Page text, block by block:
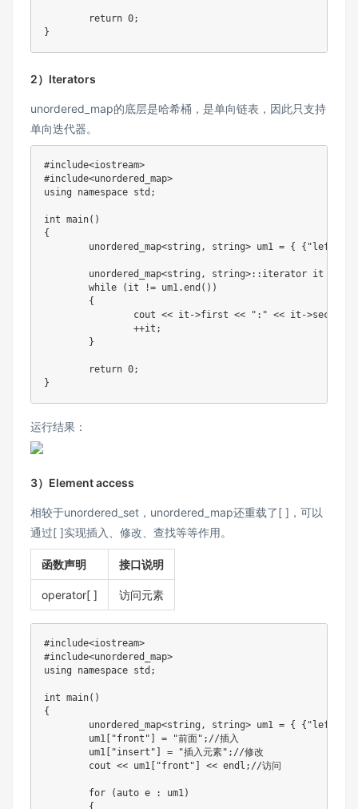
return 0;
}
2）Iterators
unordered_map的底层是哈希桶，是单向链表，因此只支持
单向迭代器。
#include<iostream>
#include<unordered_map>
using
namespace std ;
int main( )
{
	unordered_map
<string , string> um1 = { { "left"
	unordered_map
<string , string>:: iterator it
while
( it != um1.end ( ) )
{
		cout
<< it ->first << ":" << it ->second
++it ;
}
return 0;
}
运行结果：
3）Element access
相较于unordered_set，unordered_map还重载了[ ]，可以
通过[ ]实现插入、修改、查找等等作用。
函数声明 接口说明
operator[ ] 访问元素
#include<iostream>
#include<unordered_map>
using
namespace std ;
int main( )
{
	unordered_map
<string , string> um1 = { { "left"
	um1
[ "front" ] = "前面" ; //插入
	um1
[ "insert" ] = "插入元素" ; //修改
	cout
<< um1 [ "front" ] << endl ; //访问
for (auto e : um1)
{